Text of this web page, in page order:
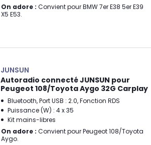
On adore : Convient pour BMW 7er E38 5er E39
X5 E53.
JUNSUN
Autoradio connecté JUNSUN pour
Peugeot 108/Toyota Aygo 32G Carplay
Bluetooth, Port USB : 2.0, Fonction RDS
Puissance (W) : 4 x 35
Kit mains-libres
On adore : Convient pour Peugeot 108/Toyota
Aygo.